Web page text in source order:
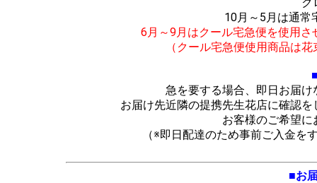
10月～5月は通常
6月～9月はクール宅急便を使用
（クール宅急便使用商品は
急を要する場合、即日お届
お届け先近隣の提携先生花店に確認
お客様のご希望
（※即日配達のため事前ご入金
■お